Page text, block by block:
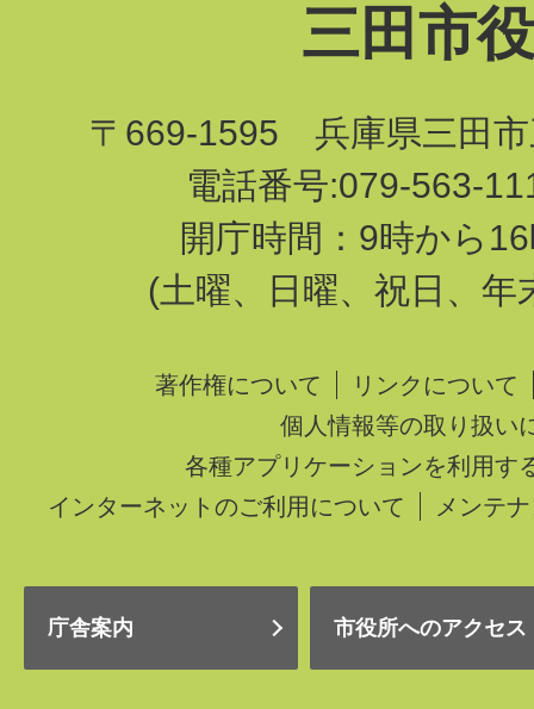
三田市
〒669-1595 兵庫県三田市
電話番号:079-563-
開庁時間：9時から
(土曜、日曜、祝日、年
著作権について
リンクについて
個人情報等の取り扱い
各種アプリケーションを利用す
インターネットのご利用について
メンテ
庁舎案内 市役所へのアクセス